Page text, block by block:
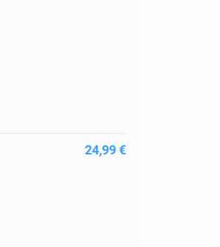
24,99 €